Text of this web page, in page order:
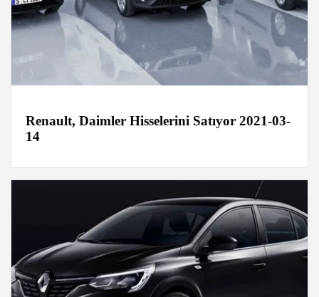
Renault, Daimler Hisselerini Satıyor 2021-03-
14